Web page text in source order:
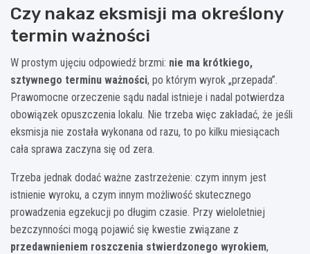
Czy nakaz eksmisji ma określony
termin ważności
W prostym ujęciu odpowiedź brzmi: nie ma krótkiego,
sztywnego terminu ważności, po którym wyrok „przepada”.
Prawomocne orzeczenie sądu nadal istnieje i nadal potwierdza
obowiązek opuszczenia lokalu. Nie trzeba więc zakładać, że jeśli
eksmisja nie została wykonana od razu, to po kilku miesiącach
cała sprawa zaczyna się od zera.
Trzeba jednak dodać ważne zastrzeżenie: czym innym jest
istnienie wyroku, a czym innym możliwość skutecznego
prowadzenia egzekucji po długim czasie. Przy wieloletniej
bezczynności mogą pojawić się kwestie związane z
przedawnieniem roszczenia stwierdzonego wyrokiem,